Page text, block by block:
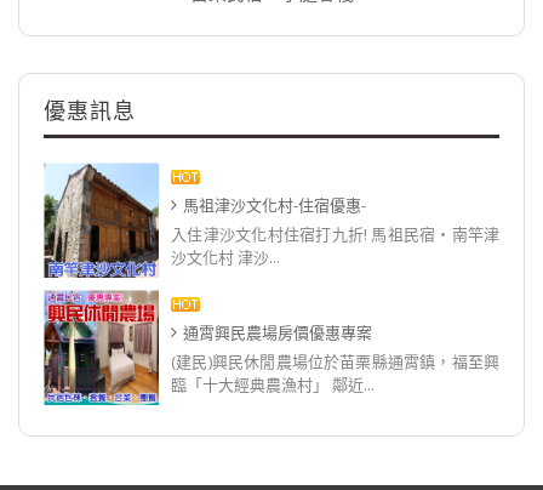
優惠訊息
馬祖津沙文化村-住宿優惠-
入住津沙文化村住宿打九折! 馬祖民宿‧南竿津
沙文化村 津沙...
通霄興民農場房價優惠專案
(建民)興民休閒農場位於苗栗縣通霄鎮，福至興
臨「十大經典農漁村」 鄰近...